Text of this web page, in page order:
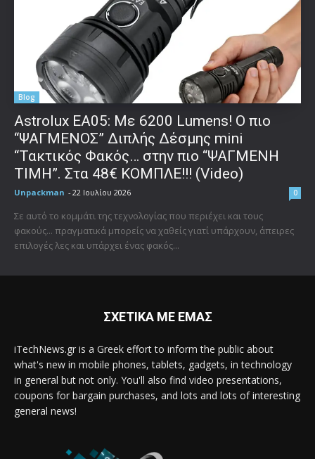
Blog
Astrolux ΕΑ05: Με 6200 Lumens! Ο πιο
“ΨΑΓΜΕΝΟΣ” Διπλής Δέσμης mini
“Τακτικός Φακός… στην πιο “ΨΑΓΜΕΝΗ
ΤΙΜΗ”. Στα 48€ ΚΟΜΠΛΕ!!! (Video)
Unpackman - 22 Ιουλίου 2026 0
Σε αυτό το κομμάτι της τεχνολογίας που περιέχει και τους
φακούς... πραγματικά μπορείς να χαθείς γιατί υπάρχουν, άπειρες
επιλογές λες και υπάρχει ένας φακός...
ΣΧΕΤΙΚΑ ΜΕ ΕΜΑΣ
iTechNews.gr is a Greek effort to inform the public about
what's new in mobile phones, tablets, gadgets, in technology
in general but not only. You'll also find video presentations,
coupons for bargain purchases, and lots and lots of interesting
general news!